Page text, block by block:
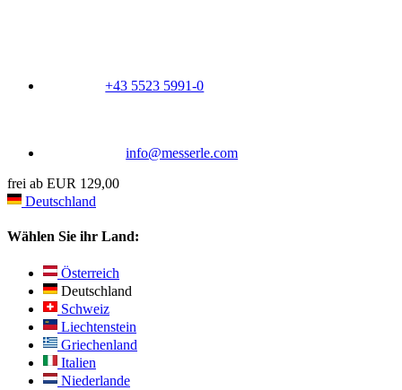
+43 5523 5991-0
info@messerle.com
frei ab EUR 129,00
Deutschland
Wählen Sie ihr Land:
Österreich
Deutschland
Schweiz
Liechtenstein
Griechenland
Italien
Niederlande